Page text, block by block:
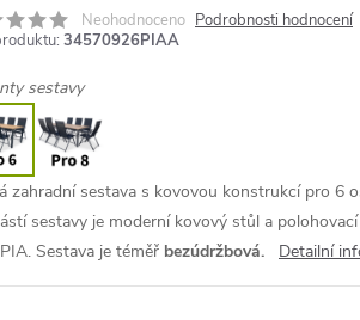
Neohodnoceno Podrobnosti hodnocení
34570926PIAA
sestavy
zahradní sestava s kovovou konstrukcí pro 6
sestavy je moderní kovový stůl a
Sestava je téměř bezúdržbová. Detailní